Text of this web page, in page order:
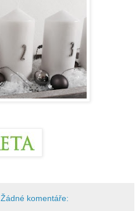
Žádné komentáře: